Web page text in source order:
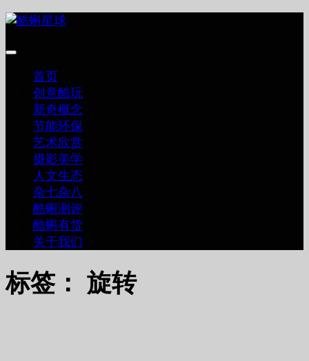
跳
内
首页
创意酷玩
新奇概念
节能环保
艺术欣赏
摄影美学
人文生态
杂七杂八
酷蝌测评
酷蝌有货
关于我们
标签： 旋转